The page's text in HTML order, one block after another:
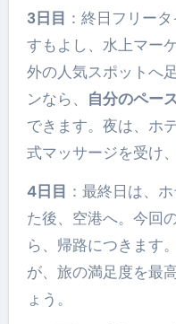
3日目 ：終日フリー
すもよし、水上マー
外の人気スポットへ
ンなら、
自分のペー
できます。夜は、ホ
式マッサージを受け
4日目 ：最終日は、
た後、空港へ。今回
ら、帰路につきます。
が、旅の満足度を最
ょう。